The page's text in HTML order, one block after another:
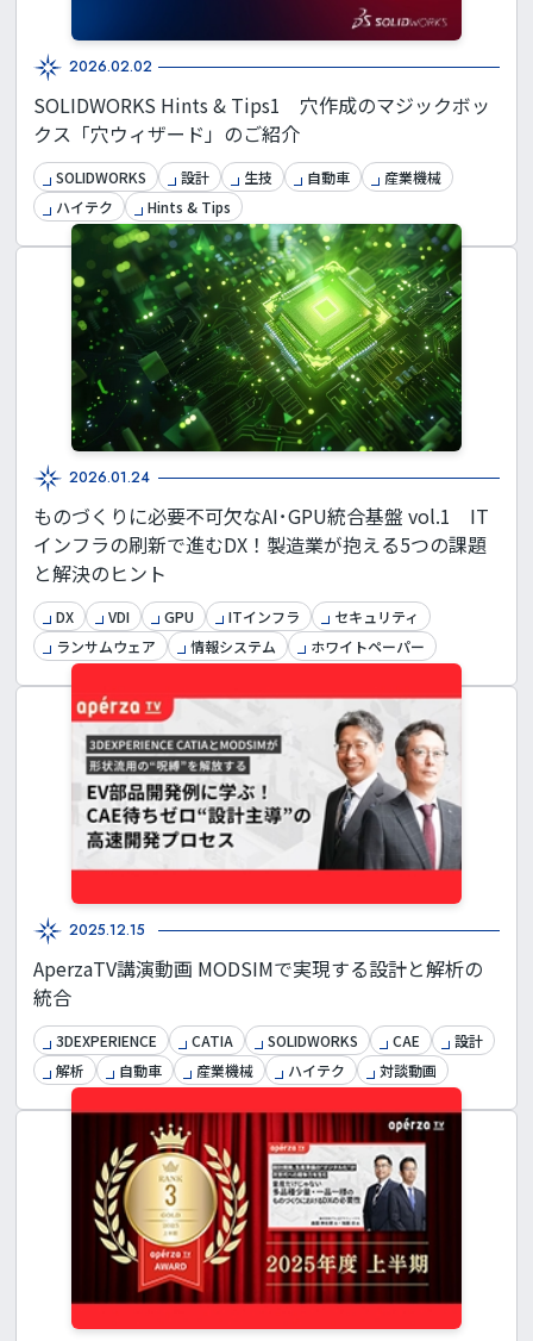
2026.02.02
SOLIDWORKS Hints & Tips1 穴作成のマジックボッ
クス「穴ウィザード」のご紹介
SOLIDWORKS 設計 生技 自動車
産業機械
ハイテク
Hints & Tips
2026.01.24
ものづくりに必要不可欠なAI･GPU統合基盤 vol.1 IT
インフラの刷新で進むDX！製造業が抱える5つの課題
と解決のヒント
DX VDI GPU ITインフラ
セキュリティ
ランサムウェア
情報システム ホワイトペーパー
2025.12.15
AperzaTV講演動画 MODSIMで実現する設計と解析の
統合
3DEXPERIENCE CATIA SOLIDWORKS CAE
設計
解析
自動車 産業機械 ハイテク 対談動画